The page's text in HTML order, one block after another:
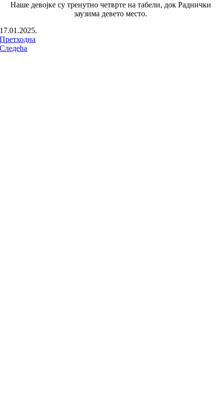
Наше девојке су тренутно четврте на табели, док Раднички
заузима девето место.
17.01.2025.
Претходна
Следећа